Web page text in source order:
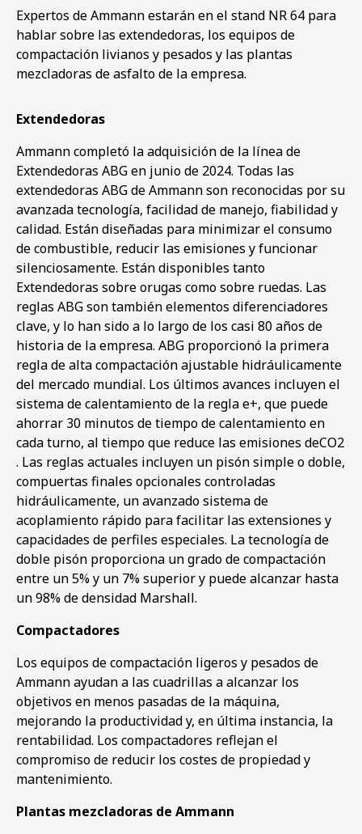
1 234
Expertos de Ammann estarán en el stand NR 64 para
hablar sobre las extendedoras, los equipos de
compactación livianos y pesados y las plantas
mezcladoras de asfalto de la empresa.
Extendedoras
Ammann completó la adquisición de la línea de
Extendedoras ABG en junio de 2024. Todas las
extendedoras ABG de Ammann son reconocidas por su
avanzada tecnología, facilidad de manejo, fiabilidad y
calidad. Están diseñadas para minimizar el consumo
de combustible, reducir las emisiones y funcionar
silenciosamente. Están disponibles tanto
Extendedoras sobre orugas como sobre ruedas. Las
reglas ABG son también elementos diferenciadores
clave, y lo han sido a lo largo de los casi 80 años de
historia de la empresa. ABG proporcionó la primera
regla de alta compactación ajustable hidráulicamente
del mercado mundial. Los últimos avances incluyen el
sistema de calentamiento de la regla e+, que puede
ahorrar 30 minutos de tiempo de calentamiento en
cada turno, al tiempo que reduce las emisiones deCO2
. Las reglas actuales incluyen un pisón simple o doble,
compuertas finales opcionales controladas
hidráulicamente, un avanzado sistema de
acoplamiento rápido para facilitar las extensiones y
capacidades de perfiles especiales. La tecnología de
doble pisón proporciona un grado de compactación
entre un 5% y un 7% superior y puede alcanzar hasta
un 98% de densidad Marshall.
Compactadores
Los equipos de compactación ligeros y pesados de
Ammann ayudan a las cuadrillas a alcanzar los
objetivos en menos pasadas de la máquina,
mejorando la productividad y, en última instancia, la
rentabilidad. Los compactadores reflejan el
compromiso de reducir los costes de propiedad y
mantenimiento.
Plantas mezcladoras de Ammann